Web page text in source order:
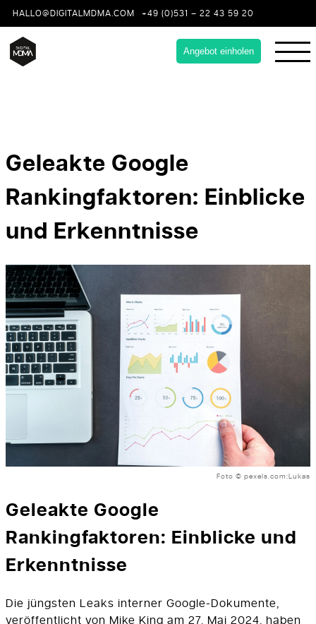
HALLO@DIGITALMDMA.COM +49 (0)531 – 22 43 59 20
Angebot einholen
Geleakte Google
Rankingfaktoren: Einblicke
und Erkenntnisse
Foto © pexels.com:Lukas
Geleakte Google
Rankingfaktoren: Einblicke und
Erkenntnisse
Die jüngsten Leaks interner Google-Dokumente,
veröffentlicht von Mike King am 27. Mai 2024, haben